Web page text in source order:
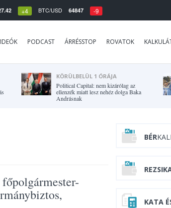
+4 BTC/USD 64847 -9
PODCAST ÁRRÉSSTOP ROVATOK
KÖRÜLBELÜL 1 ÓRÁJA
Political Capital: nem kizárólag az
ellenzék miatt lesz nehéz dolga Baka
Andrásnak
BÉR
KATA